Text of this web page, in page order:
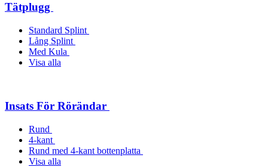
Tätplugg
Standard Splint
Lång Splint
Med Kula
Visa alla
Insats För Rörändar
Rund
4-kant
Rund med 4-kant bottenplatta
Visa alla